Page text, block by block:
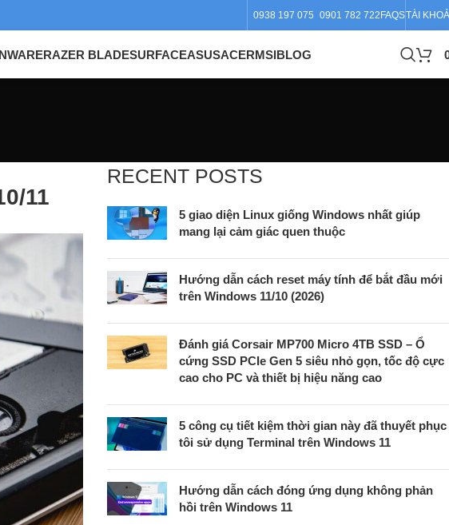
0938 197 075 0901 782 722 FAQSTÀI
RAZER BLADESURFACEASUSACERMSIBLOG
11
RECENT POSTS
5 giao diện Linux giống Windows nhất giúp
mang lại cảm giác quen thuộc
Hướng dẫn cách reset máy tính để bắt đầu mới
trên Windows 11/10 (2026)
Đánh giá Corsair MP700 Micro 4TB SSD – Ổ
cứng SSD PCIe Gen 5 siêu nhỏ gọn, tốc độ cực
cao cho PC và thiết bị hiệu năng cao
5 công cụ tiết kiệm thời gian này đã thuyết phục
tôi sử dụng Terminal trên Windows 11
Hướng dẫn cách đóng ứng dụng không phản
hồi trên Windows 11